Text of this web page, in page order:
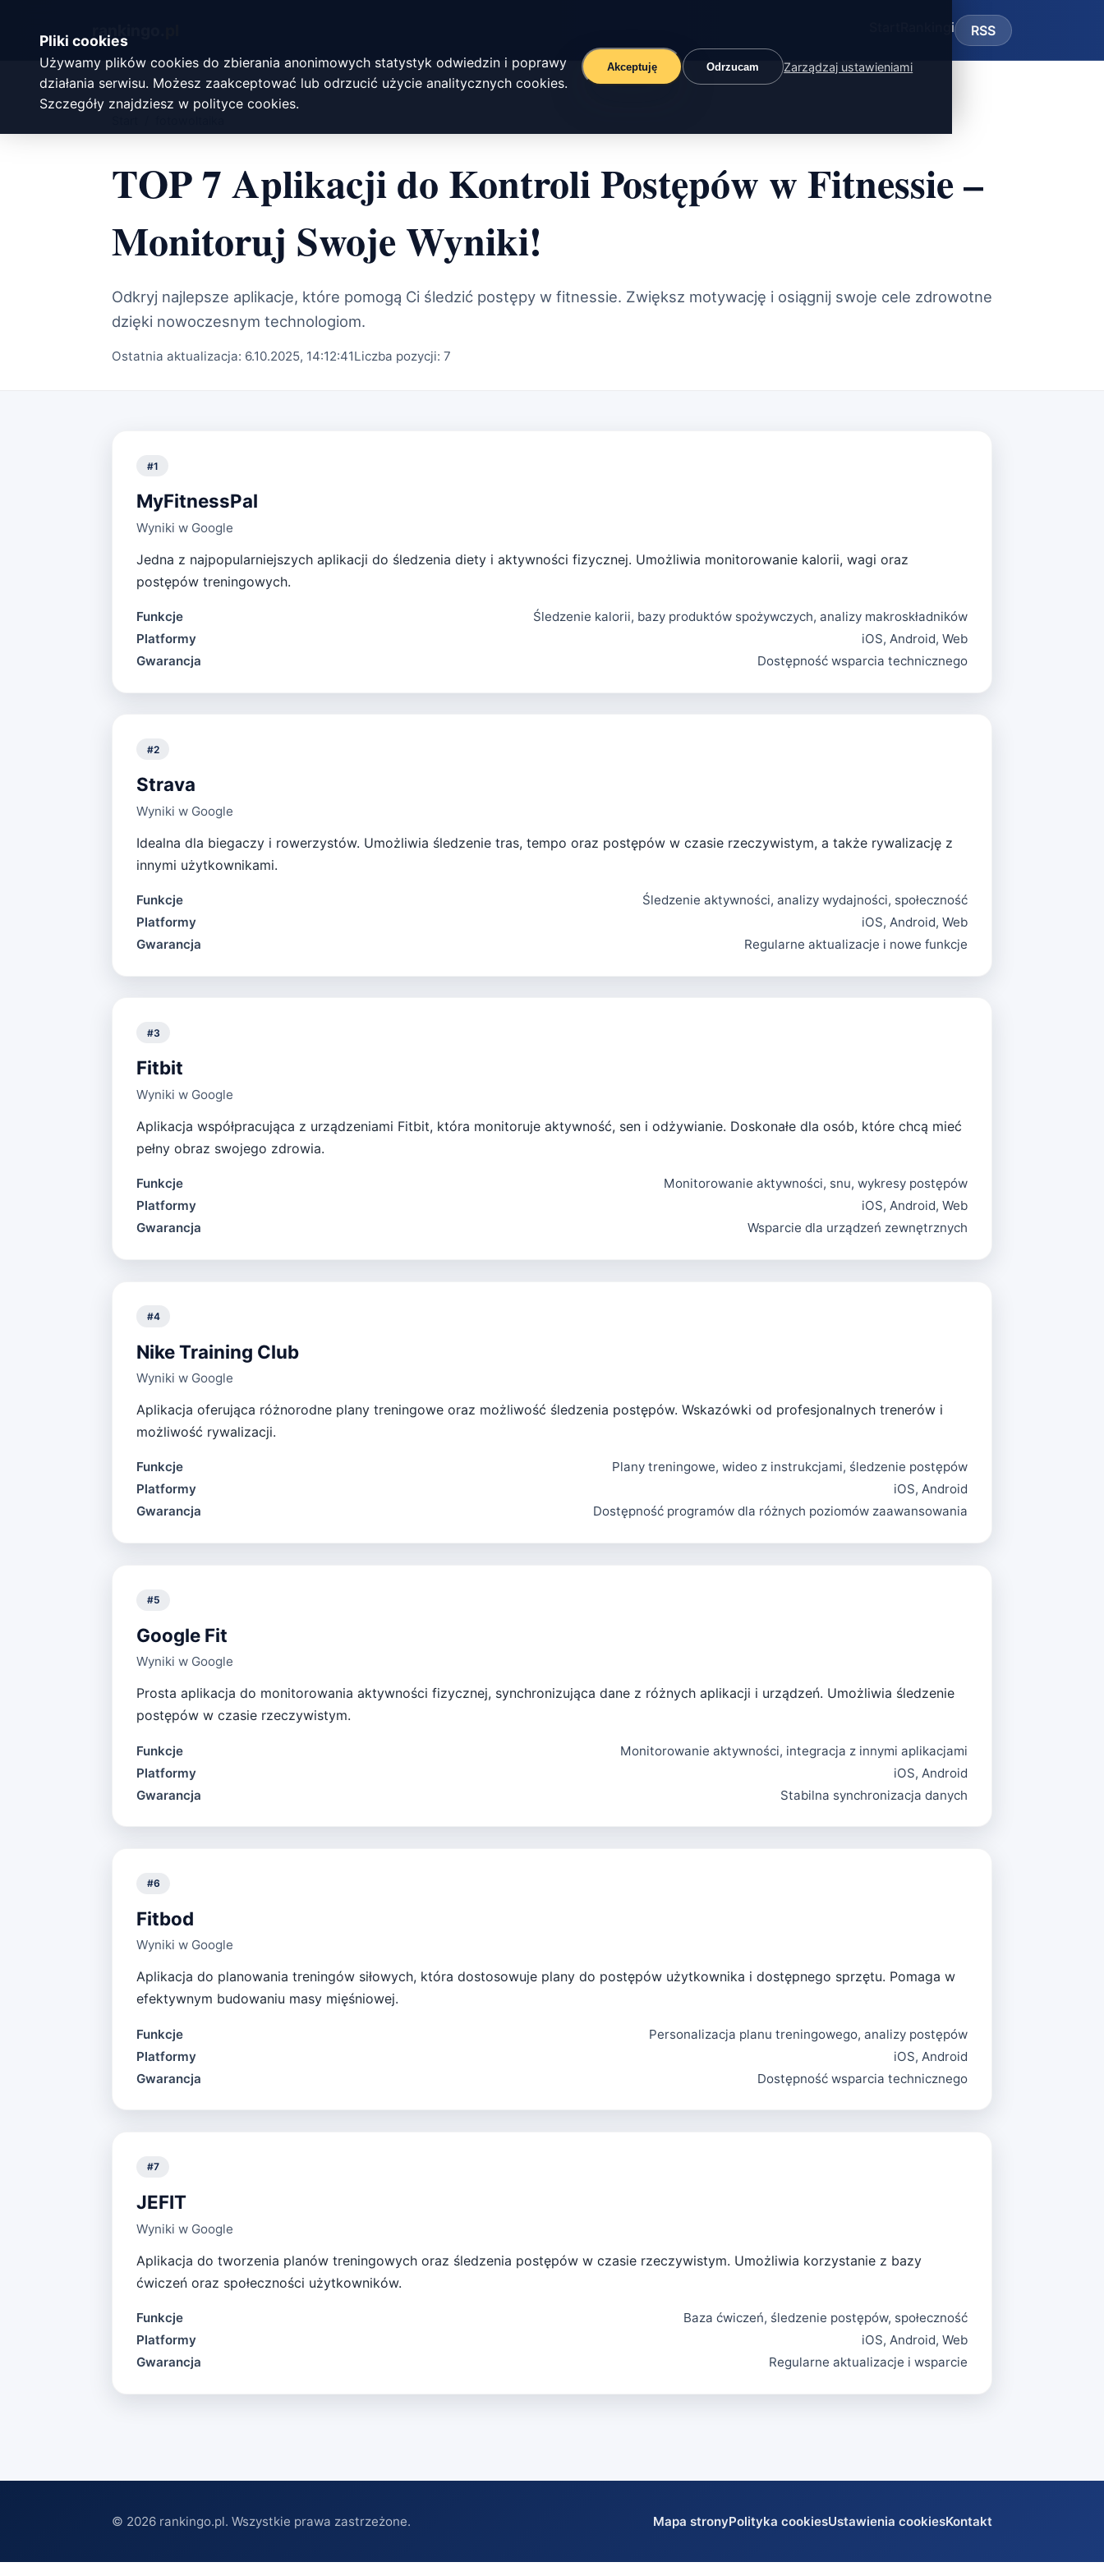
Pliki cookies
Używamy plików cookies do zbierania anonimowych statystyk odwiedzin i poprawy
działania serwisu. Możesz zaakceptować lub odrzucić użycie analitycznych cookies.
Szczegóły znajdziesz w polityce cookies.
Akceptuję Odrzucam Zarządzaj ustawieniami
rankingo. Rankingi RSS
TOP 7 Aplikacji do Kontroli Postępów w Fitnessie –
Monitoruj Swoje Wyniki!
Odkryj najlepsze aplikacje, które pomogą Ci śledzić postępy w fitnessie. Zwiększ motywację i osiągnij swoje cele zdrowotne
dzięki nowoczesnym technologiom.
Ostatnia aktualizacja: 6.10.2025, 14:12:41Liczba pozycji: 7
#1
MyFitnessPal
Wyniki w Google
Jedna z najpopularniejszych aplikacji do śledzenia diety i aktywności fizycznej. Umożliwia monitorowanie kalorii, wagi oraz
postępów treningowych.
Funkcje
Śledzenie kalorii, bazy produktów spożywczych, analizy makroskładników
Platformy
iOS, Android, Web
Gwarancja
Dostępność wsparcia technicznego
#2
Strava
Wyniki w Google
Idealna dla biegaczy i rowerzystów. Umożliwia śledzenie tras, tempo oraz postępów w czasie rzeczywistym, a także rywalizację z
innymi użytkownikami.
Funkcje
Śledzenie aktywności, analizy wydajności, społeczność
Platformy
iOS, Android, Web
Gwarancja
Regularne aktualizacje i nowe funkcje
#3
Fitbit
Wyniki w Google
Aplikacja współpracująca z urządzeniami Fitbit, która monitoruje aktywność, sen i odżywianie. Doskonałe dla osób, które chcą mieć
pełny obraz swojego zdrowia.
Funkcje
Monitorowanie aktywności, snu, wykresy postępów
Platformy
iOS, Android, Web
Gwarancja
Wsparcie dla urządzeń zewnętrznych
#4
Nike Training Club
Wyniki w Google
Aplikacja oferująca różnorodne plany treningowe oraz możliwość śledzenia postępów. Wskazówki od profesjonalnych trenerów i
możliwość rywalizacji.
Funkcje
Plany treningowe, wideo z instrukcjami, śledzenie postępów
Platformy
iOS, Android
Gwarancja
Dostępność programów dla różnych poziomów zaawansowania
#5
Google Fit
Wyniki w Google
Prosta aplikacja do monitorowania aktywności fizycznej, synchronizująca dane z różnych aplikacji i urządzeń. Umożliwia śledzenie
postępów w czasie rzeczywistym.
Funkcje
Monitorowanie aktywności, integracja z innymi aplikacjami
Platformy
iOS, Android
Gwarancja
Stabilna synchronizacja danych
#6
Fitbod
Wyniki w Google
Aplikacja do planowania treningów siłowych, która dostosowuje plany do postępów użytkownika i dostępnego sprzętu. Pomaga w
efektywnym budowaniu masy mięśniowej.
Funkcje
Personalizacja planu treningowego, analizy postępów
Platformy
iOS, Android
Gwarancja
Dostępność wsparcia technicznego
#7
JEFIT
Wyniki w Google
Aplikacja do tworzenia planów treningowych oraz śledzenia postępów w czasie rzeczywistym. Umożliwia korzystanie z bazy
ćwiczeń oraz społeczności użytkowników.
Funkcje
Baza ćwiczeń, śledzenie postępów, społeczność
Platformy
iOS, Android, Web
Gwarancja
Regularne aktualizacje i wsparcie
© 2026 rankingo.pl. Wszystkie prawa zastrzeżone. Mapa stronyPolityka cookiesUstawienia cookiesKontakt